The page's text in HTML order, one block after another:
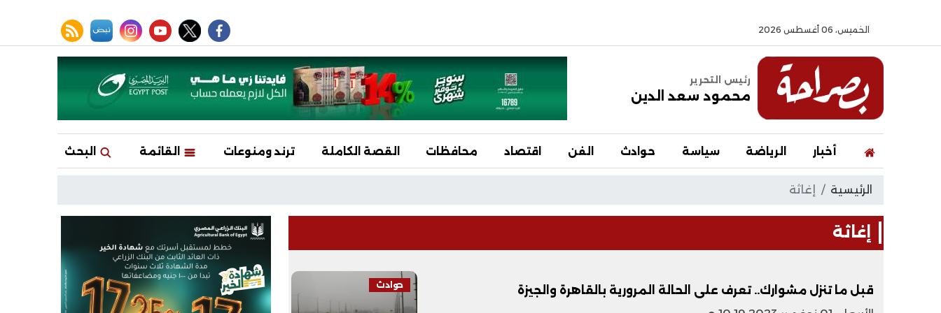
الخميس، 06 أغسطس 2026
facebook
twitter
youtube
instagram
نبض rss feed
رئيس التحرير
محمود سعد الدين
أخبار الرياضة سياسة حوادث الفن اقتصاد محافظات القصة الكاملة ترند ومنوعات القائمة البحث
الرئيسية إغاثة
إغاثة
حوادث
قبل ما تنزل مشوارك.. تعرف على الحالة المرورية بالقاهرة والجيزة